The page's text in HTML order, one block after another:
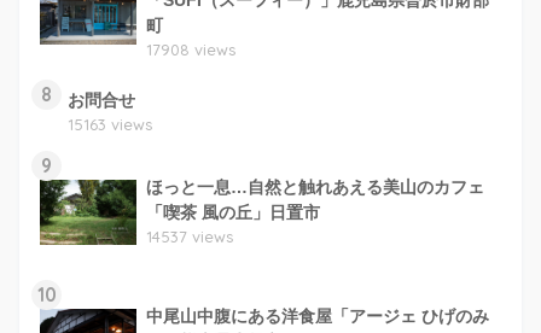
町
17908 views
8
お問合せ
15163 views
9
ほっと一息…自然と触れあえる美山のカフェ
「喫茶 風の丘」日置市
14537 views
10
中尾山中腹にある洋食屋「アージェ ひげのみ